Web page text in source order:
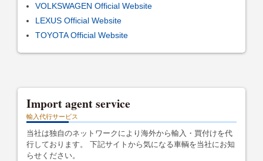
VOLKSWAGEN Official Website
LEXUS Official Website
TOYOTA Official Website
Import agent service
輸入代行サービス
当社は独自のネットワークにより海外から輸入・買付けを代
行しております。 下記サイトから気になる車輌を当社にお知
らせください。